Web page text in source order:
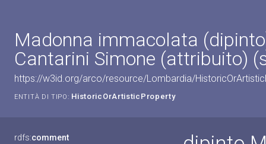
Madonna immacolata
Cantarini Simone (attribuito)
https://w3id.org/arco/resource/Lombardia/
ENTITÀ DI TIPO: HistoricOrArtisticProperty
rdfs:comment